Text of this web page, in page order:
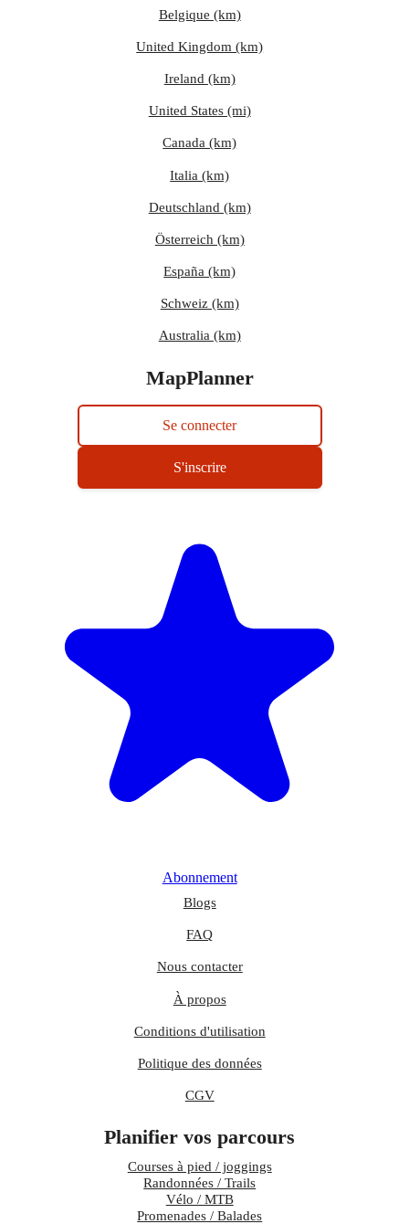
Belgique (km)
United Kingdom (km)
Ireland (km)
United States (mi)
Canada (km)
Italia (km)
Deutschland (km)
Österreich (km)
España (km)
Schweiz (km)
Australia (km)
MapPlanner
Se connecter
S'inscrire
Abonnement
Blogs
FAQ
Nous contacter
À propos
Conditions d'utilisation
Politique des données
CGV
Planifier vos parcours
Courses à pied / joggings
Randonnées / Trails
Vélo / MTB
Promenades / Balades